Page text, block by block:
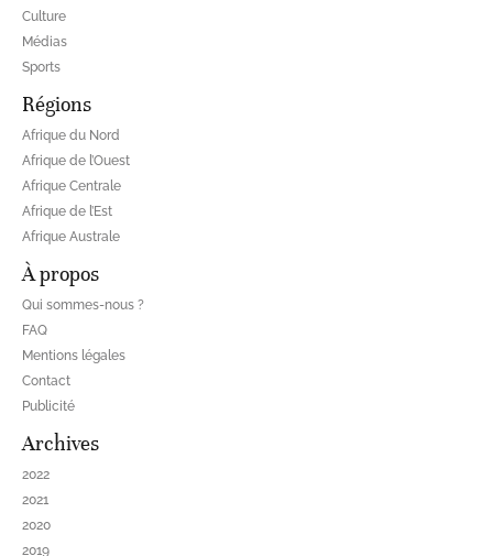
Culture
Médias
Sports
Régions
Afrique du Nord
Afrique de l’Ouest
Afrique Centrale
Afrique de l’Est
Afrique Australe
À propos
Qui sommes-nous ?
FAQ
Mentions légales
Contact
Publicité
Archives
2022
2021
2020
2019